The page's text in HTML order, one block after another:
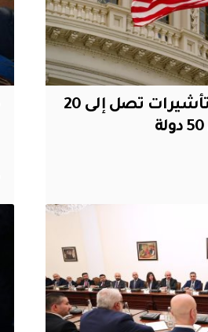
أميركا تقر سندات تأشيرات تصل إلى 20